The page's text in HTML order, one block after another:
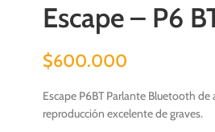
Escape – P6
$600.000
Escape P6BT Parlante Bluetooth
reproducción excelente de graves.